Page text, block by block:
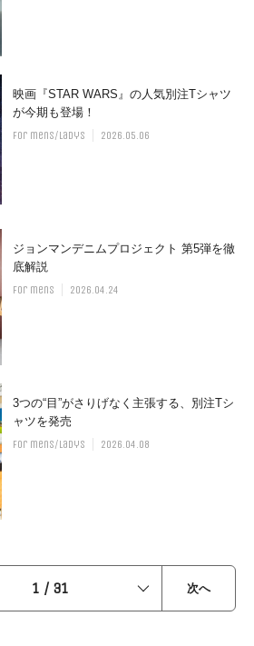
映画『STAR WARS』の人気別注Tシャツ
が今期も登場！
for mens/ladys 2026.05.06
ジョンマンデニムプロジェクト 第5弾を徹
底解説
for mens 2026.04.24
3つの“目”がさりげなく主張する、別注Tシ
ャツを発売
for mens/ladys 2026.04.08
1 / 31 次へ